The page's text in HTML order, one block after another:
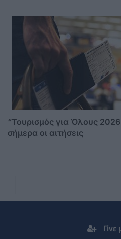
“Τουρισμός για Όλους
σήμερα οι αιτήσεις
Γίνε